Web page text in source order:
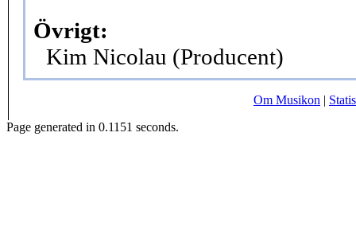
Övrigt:
Kim Nicolau (Producent)
Om Musikon |
Page generated in 0.1151 seconds.